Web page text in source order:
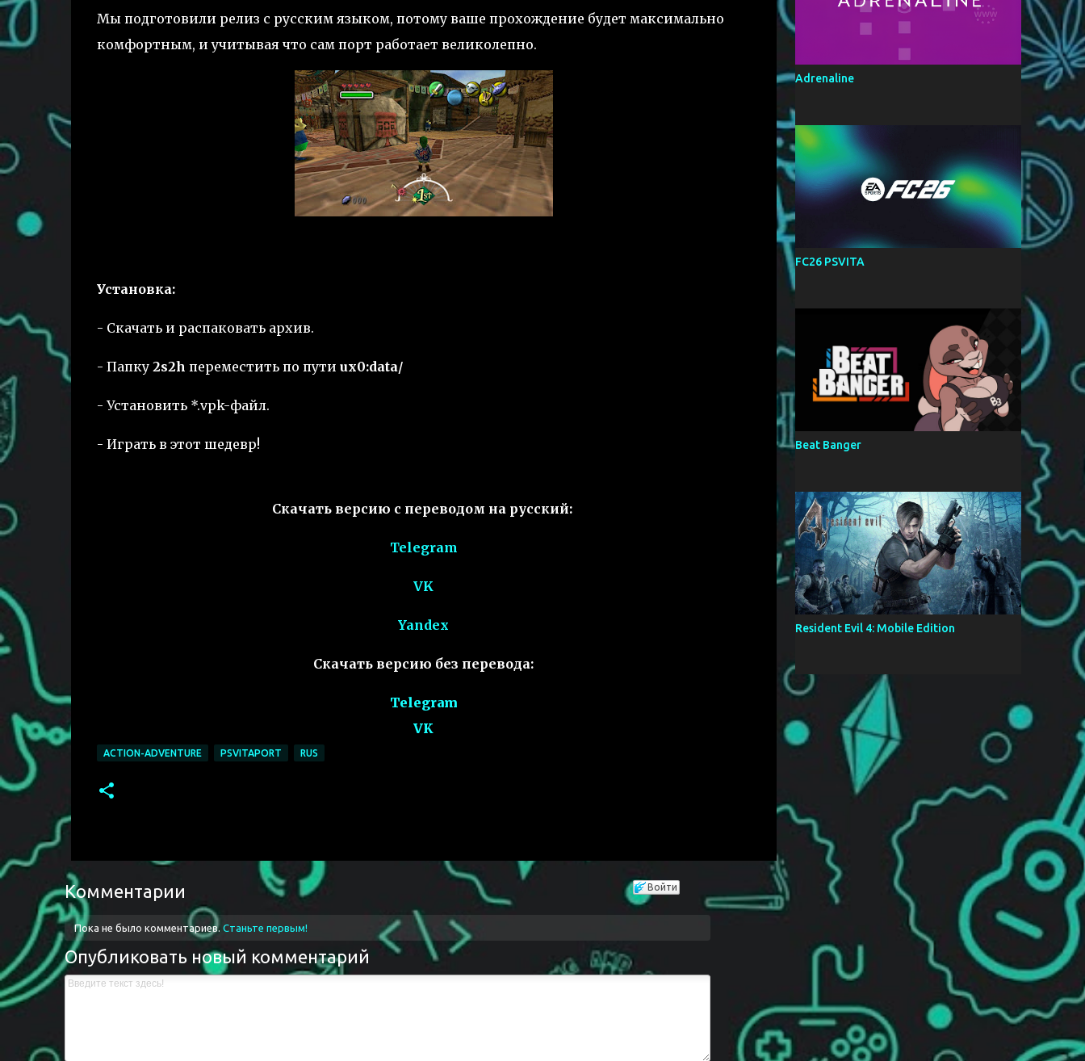
Мы подготовили релиз с русским языком, потому ваше прохождение будет максимально
комфортным, и учитывая что сам порт работает великолепно.
Установка:
- Скачать и распаковать архив.
- Папку 2s2h переместить по пути ux0:data/
- Установить *.vpk-файл.
- Играть в этот шедевр!
Скачать версию с переводом на русский:
Telegram
VK
Yandex
Скачать версию без перевода:
Telegram
VK
ACTION-ADVENTURE PSVITAPORT RUS
Войти
Комментарии
Пока не было комментариев. Станьте первым!
Опубликовать новый комментарий
Adrenaline
FC26 PSVITA
Beat Banger
Resident Evil 4: Mobile Edition